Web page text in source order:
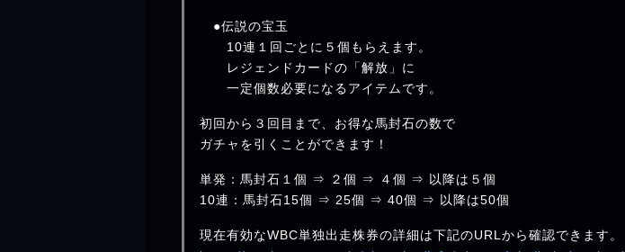
●伝説の宝玉
10連１回ごとに５個もらえます。
レジェンドカードの「解放」に
一定個数必要になるアイテムです。
初回から３回目まで、お得な馬封石の数で
ガチャを引くことができます！
単発：馬封石１個 ⇒ ２個 ⇒ ４個 ⇒ 以降は５個
10連：馬封石15個 ⇒ 25個 ⇒ 40個 ⇒ 以降は50個
現在有効なWBC単独出走株券の詳細は下記のURLから確認できます。